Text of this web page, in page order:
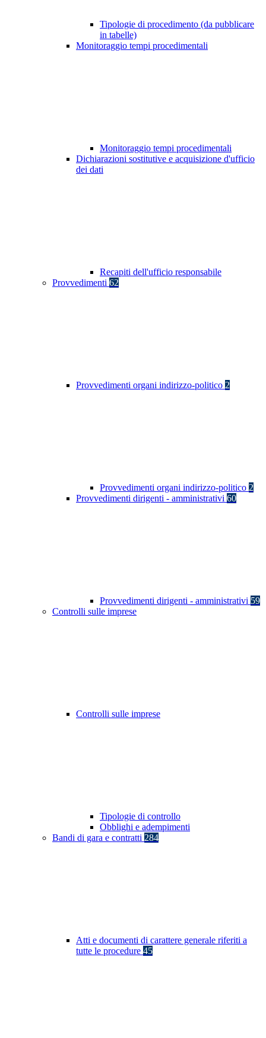
Tipologie di procedimento (da pubblicare
in tabelle)
Monitoraggio tempi procedimentali
Monitoraggio tempi procedimentali
Dichiarazioni sostitutive e acquisizione d'ufficio
dei dati
Recapiti dell'ufficio responsabile
Provvedimenti 62
Provvedimenti organi indirizzo-politico 2
Provvedimenti organi indirizzo-politico 2
Provvedimenti dirigenti - amministrativi 60
Provvedimenti dirigenti - amministrativi 59
Controlli sulle imprese
Controlli sulle imprese
Tipologie di controllo
Obblighi e adempimenti
Bandi di gara e contratti 284
Atti e documenti di carattere generale riferiti a
tutte le procedure 45